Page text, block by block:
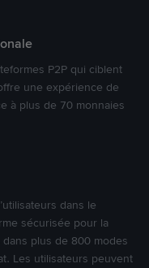
P2P qui ciblent
une expérience de
à plus de 70 monnaies
dans le
sécurisée pour la
plus de 800 modes
Les utilisateurs peuvent